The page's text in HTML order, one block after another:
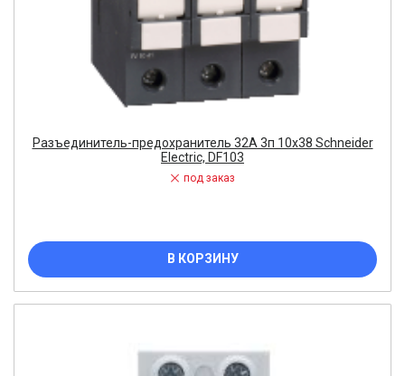
Разъединитель-предохранитель 32A 3п 10х38 Schneider
Electric, DF103
под заказ
В КОРЗИНУ